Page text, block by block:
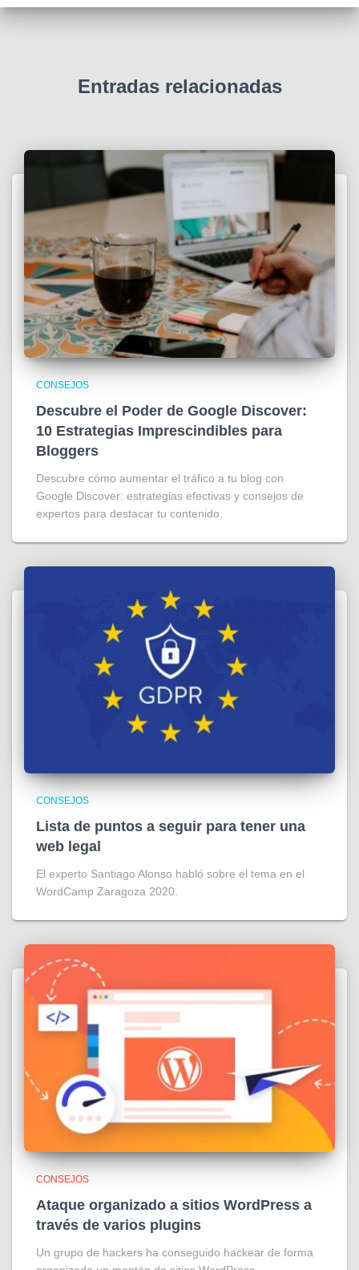
Entradas relacionadas
CONSEJOS
Descubre el Poder de Google Discover:
10 Estrategias Imprescindibles para
Bloggers
Descubre cómo aumentar el tráfico a tu blog con
Google Discover: estrategias efectivas y consejos de
expertos para destacar tu contenido.
CONSEJOS
Lista de puntos a seguir para tener una
web legal
El experto Santiago Alonso habló sobre el tema en el
WordCamp Zaragoza 2020.
CONSEJOS
Ataque organizado a sitios WordPress a
través de varios plugins
Un grupo de hackers ha conseguido hackear de forma